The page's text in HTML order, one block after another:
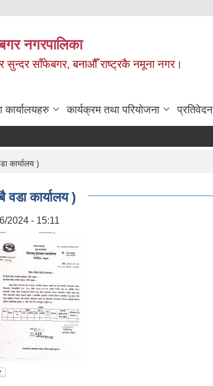
नगरपालिका
सुन्दर साँफेबगर, बनाऔँ राष्ट्रकै नमूना नगर।
कार्यालयहरु कार्यक्रम तथा परियोजना प्रतिवेदन
कार्यालय )
वडा कार्यालय )
2024 - 15:11